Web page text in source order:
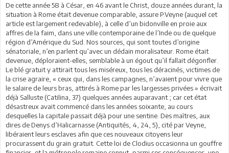
De cette année 58 à César, en 46 avant le Christ, douze années durant, la
situation à Rome était devenue comparable, assure P.Veyne (auquel cet
article est largement redevable), à celle d’un bidonville en proie aux
affres de la faim, dans une ville contemporaine de l’Inde ou de quelque
région d’Amérique du Sud. Nos sources, qui sont toutes d’origine
sénatoriale, n’en parlent qu’avec un dédain moralisateur. Rome était
devenue, déploraient-elles, semblable à un égout qu’il fallait dégonfler.
Le blé gratuit y attirait tous les miséreux, tous les déracinés, victimes de
la crise agraire, « ceux qui, dans les campagnes, n’avaient pour vivre que
le salaire de leurs bras, attirés à Rome par les largesses privées » écrivait
déjà Salluste (Catilina, 37) quelques années auparavant ; car cet état
désastreux avait commencé dans les années soixante, au cours
desquelles la capitale passait déjà pour une sentine. Des maîtres, aux
dires de Denys d’Halicarnasse (Antiquités, 4, 24, 5), cité par Veyne,
libéraient leurs esclaves afin que ces nouveaux citoyens leur
procurassent du grain gratuit. Cette loi de Clodius occasionna un gouffre